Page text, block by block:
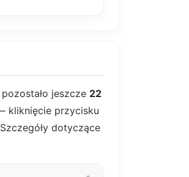
jeszcze 22
kliknięcie przycisku
dotyczące